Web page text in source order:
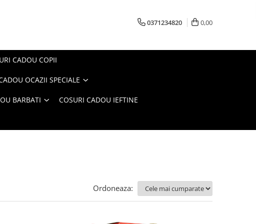
0371234820 0,00
CADOU COPII
OCAZII SPECIALE
BARBATI COSURI CADOU IEFTINE
Ordoneaza: